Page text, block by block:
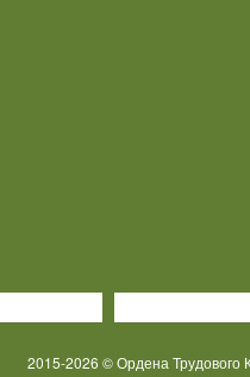
2015-2026 © Ордена